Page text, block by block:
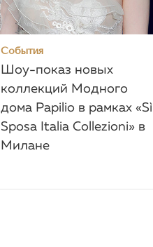
События
Шоу-показ новых
коллекций Модного
дома Papilio в рамках «Sì
Sposa Italia Collezioni» в
Милане